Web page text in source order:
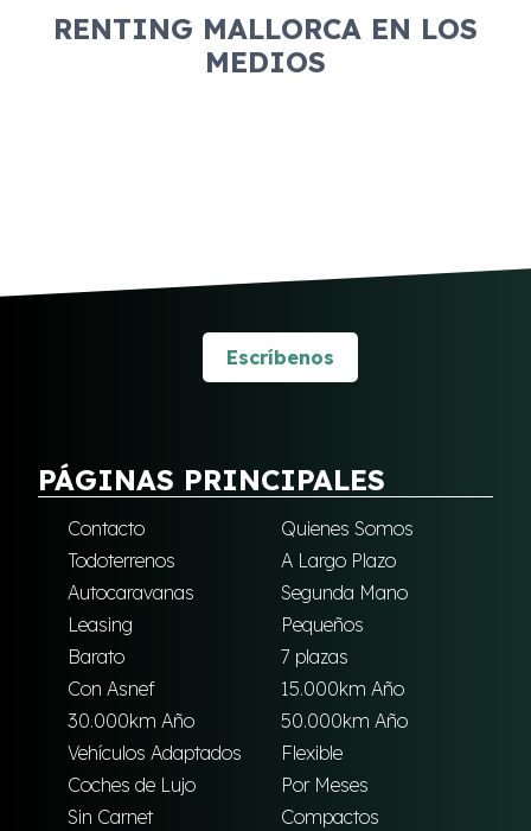
RENTING MALLORCA EN LOS
MEDIOS
Escríbenos
PÁGINAS PRINCIPALES
Contacto
Quienes Somos
Todoterrenos
A Largo Plazo
Autocaravanas
Segunda Mano
Leasing
Pequeños
Barato
7 plazas
Con Asnef
15.000km Año
30.000km Año
50.000km Año
Vehículos Adaptados
Flexible
Coches de Lujo
Por Meses
Sin Carnet
Compactos